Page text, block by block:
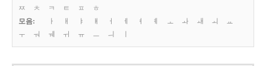
ㅉ
ㅊ ㅋ ㅌ ㅍ
ㅎ
모음:
ㅏ ㅐ ㅑ ㅒ ㅓ ㅔ ㅕ ㅖ ㅗ ㅘ ㅙ ㅚ
ㅛ
ㅜ
ㅝ ㅞ ㅟ ㅠ ㅡ ㅢ